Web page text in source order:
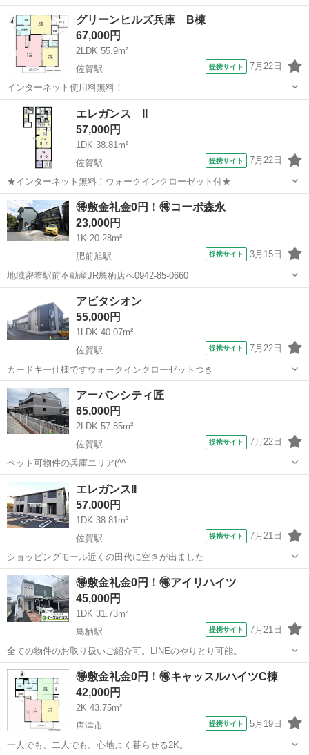
佐賀 佐賀市 佐賀駅 アパート
グリーンヒルズ兵庫 B棟
67,000円
2LDK 55.9m²
佐賀駅
提携サイト 7月22日
インターネット使用料無料！
佐賀 佐賀市 佐賀駅
エレガンス II
57,000円
1DK 38.81m²
佐賀駅
提携サイト 7月22日
★インターネット無料！ウォークインクローゼット付★
佐賀 佐賀市 佐賀駅 アパート
🉐敷金礼金0円！🉐コーポ森永
23,000円
1K 20.28m²
肥前旭駅
提携サイト 3月15日
地域密着駅前不動産JR鳥栖店へ0942-85-0660
肥前旭駅
アビタシオン
55,000円
1LDK 40.07m²
佐賀駅
提携サイト 7月22日
カードキー仕様ですウォークインクローゼットつき
佐賀 佐賀市 アパート
アーバンシティ匠
65,000円
2LDK 57.85m²
佐賀駅
提携サイト 7月22日
ペット可物件の兵庫エリア(^^
佐賀 佐賀市 佐賀駅
エレガンスII
57,000円
1DK 38.81m²
佐賀駅
提携サイト 7月21日
ショッピングモール近くの田代に空きが出ました
佐賀 佐賀市 佐賀駅 アパート
🉐敷金礼金0円！🉐アイリハイツ
45,000円
1DK 31.73m²
鳥栖駅
提携サイト 7月21日
全ての物件のお取り扱いご紹介可。LINEのやりとり可能。
佐賀 鳥栖市 鳥栖駅 アパート
🉐敷金礼金0円！🉐キャッスルハイツC棟
42,000円
2K 43.75m²
唐津市
提携サイト 5月19日
一人でも、二人でも。心地よく暮らせる2K。